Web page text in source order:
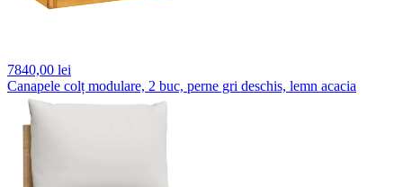
7840,00 lei
Canapele colț modulare, 2 buc, perne gri deschis, lemn acacia